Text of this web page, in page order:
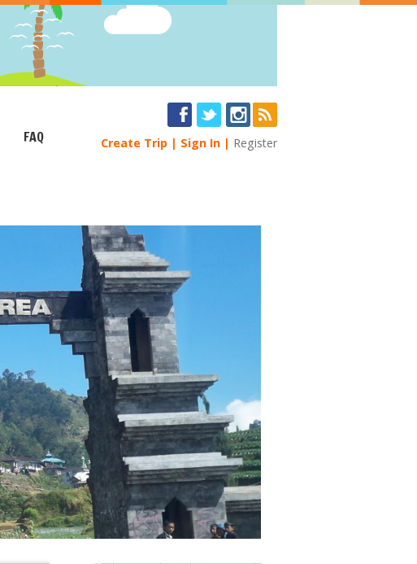
FAQ Create Trip Sign In Register